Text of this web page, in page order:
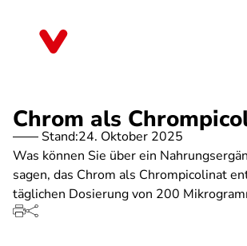
Chrom als
Stand:24. Oktober 2025
Was können Sie über ein
sagen, das Chrom als Chrompicolinat
täglichen Dosierung von 200